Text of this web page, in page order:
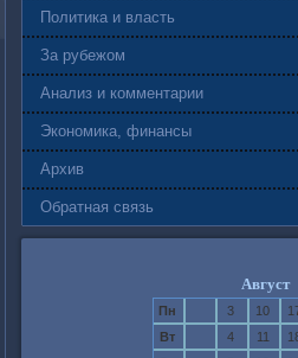
Политика и власть
За рубежом
Анализ и комментарии
Экономика, финансы
Архив
Обратная связь
Август
Пн 3 10
Вт
4 11